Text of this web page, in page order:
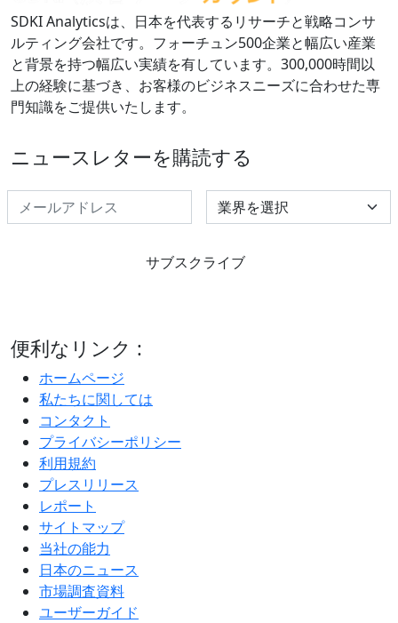
SDKI Analyticsは、日本を代表するリサーチと戦略コンサ
ルティング会社です。フォーチュン500企業と幅広い産業
と背景を持つ幅広い実績を有しています。300,000時間以
上の経験に基づき、お客様のビジネスニーズに合わせた専
門知識をご提供いたします。
ニュースレターを購読する
Select Industry
サブスクライブ
便利なリンク :
ホームページ
私たちに関しては
コンタクト
プライバシーポリシー
利用規約
プレスリリース
レポート
サイトマップ
当社の能力
日本のニュース
市場調査資料
ユーザーガイド